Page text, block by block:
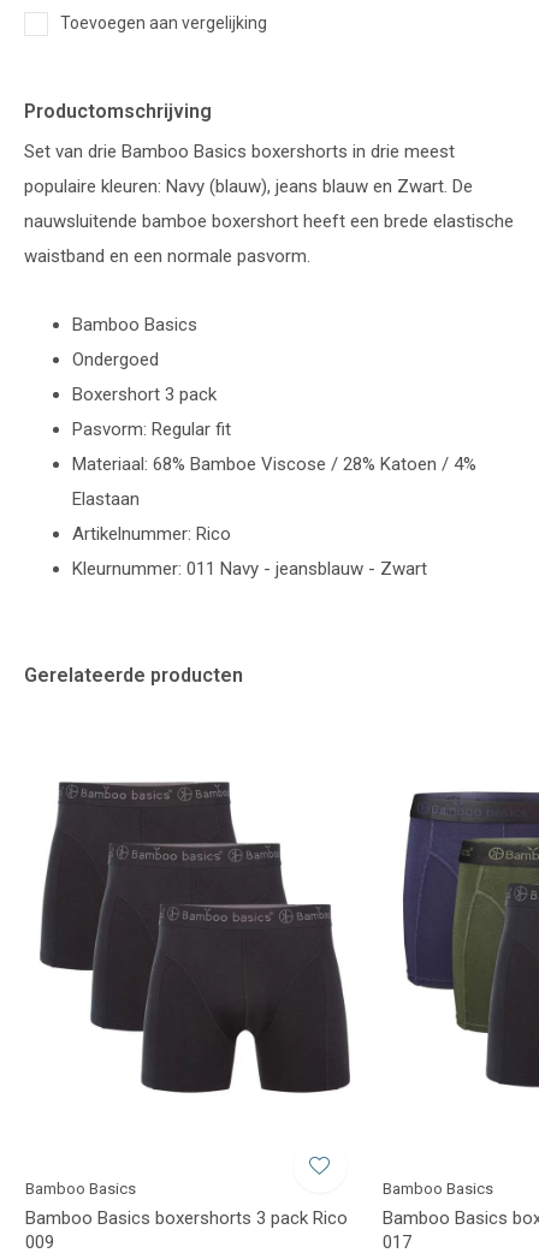
Toevoegen aan vergelijking
Productomschrijving
Set van drie Bamboo Basics boxershorts in drie meest
populaire kleuren: Navy (blauw), jeans blauw en Zwart. De
nauwsluitende bamboe boxershort heeft een brede elastische
waistband en een normale pasvorm.
Bamboo Basics
Ondergoed
Boxershort 3 pack
Pasvorm: Regular fit
Materiaal: 68% Bamboe Viscose / 28% Katoen / 4%
Elastaan
Artikelnummer: Rico
Kleurnummer: 011 Navy - jeansblauw - Zwart
Gerelateerde producten
Bamboo Basics
Bamboo Basics boxershorts 3 pack Rico
009
Bamboo Basics
Bamboo Basics
017